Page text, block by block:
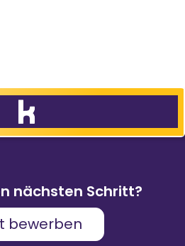
nächsten Schritt?
bewerben